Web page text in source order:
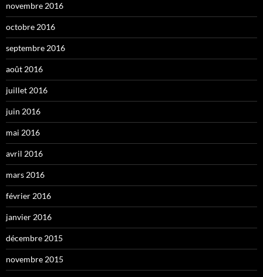
novembre 2016
octobre 2016
septembre 2016
août 2016
juillet 2016
juin 2016
mai 2016
avril 2016
mars 2016
février 2016
janvier 2016
décembre 2015
novembre 2015